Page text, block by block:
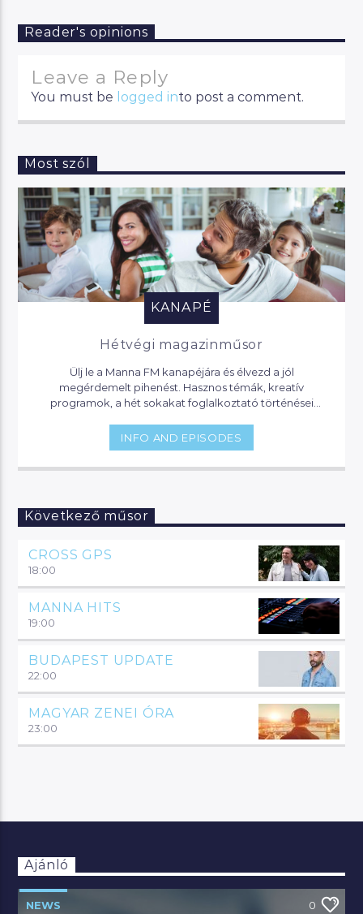
Reader's opinions
Leave a Reply
You must be logged into post a comment.
Most szól
KANAPÉ
Hétvégi magazinműsor
Ülj le a Manna FM kanapéjára és élvezd a jól
megérdemelt pihenést. Hasznos témák, kreatív
programok, a hét sokakat foglalkoztató történései
foglalsz nálunk.
INFO AND EPISODES
Következő műsor
CROSS GPS
18:00
MANNA HITS
19:00
BUDAPEST UPDATE
22:00
MAGYAR ZENEI ÓRA
23:00
Ajánló
NEWS 0